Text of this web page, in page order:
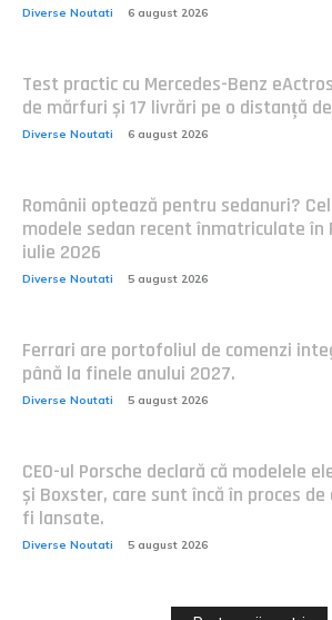
Diverse Noutati 6 august 2026
Test practic cu Mercedes-Benz
de mărfuri și 17 livrări pe o distanță
Diverse Noutati 6 august 2026
Românii optează pentru sedanuri?
modele sedan recent înmatriculate în
iulie 2026
Diverse Noutati 5 august 2026
Ferrari are portofoliul de comenzi
până la finele anului 2027.
Diverse Noutati 5 august 2026
CEO-ul Porsche declară că modelele
și Boxster, care sunt încă în proces
fi lansate.
Diverse Noutati 5 august 2026